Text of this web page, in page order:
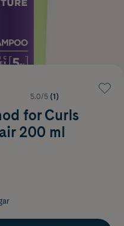
5.0/5 (1)
for Curls
200 ml